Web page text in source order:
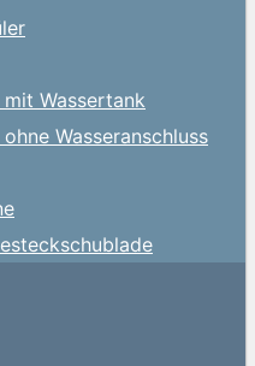
Wassertank
Wasseranschluss